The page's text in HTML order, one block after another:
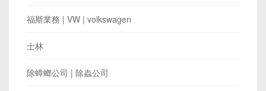
​福斯業務 | VW | volkswagen
士林
除蟑螂公司 | 除蟲公司